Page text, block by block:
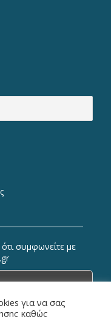
συμφωνείτε με
για να σας
καθώς